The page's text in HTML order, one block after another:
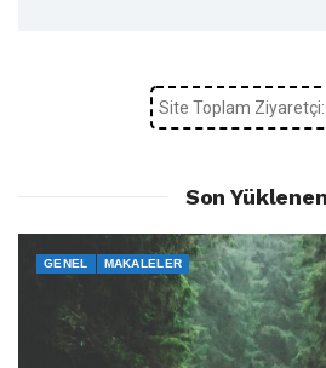
Site Toplam
Son
GENEL MAKALELER